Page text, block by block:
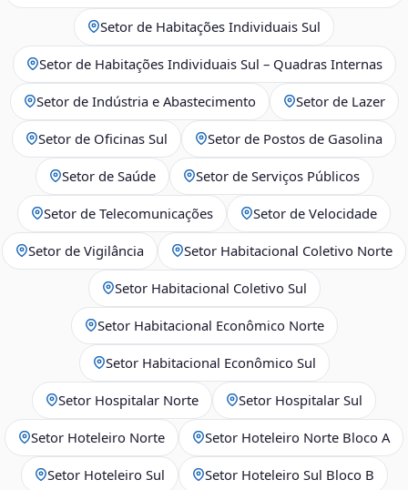
Setor de Habitações Individuais Sul
Setor de Habitações Individuais Sul – Quadras Internas
Setor de Indústria e Abastecimento Setor de Lazer
Setor de Oficinas Sul Setor de Postos de Gasolina
Setor de Saúde Setor de Serviços Públicos
Setor de Telecomunicações Setor de Velocidade
Setor de Vigilância Setor Habitacional Coletivo Norte
Setor Habitacional Coletivo Sul
Setor Habitacional Econômico Norte
Setor Habitacional Econômico Sul
Setor Hospitalar Norte Setor Hospitalar Sul
Setor Hoteleiro Norte Setor Hoteleiro Norte Bloco A
Setor Hoteleiro Sul Setor Hoteleiro Sul Bloco B